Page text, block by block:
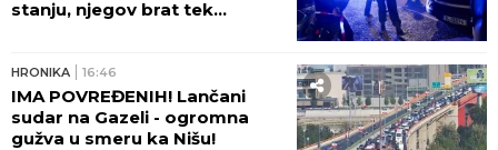
stanju, njegov brat tek
HRONIKA 16:46
IMA POVREĐENIH! Lančani
sudar na Gazeli - ogromna
gužva u smeru ka Nišu!